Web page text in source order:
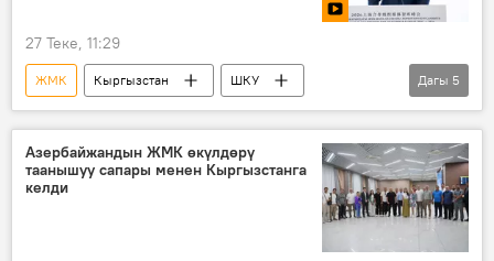
27 Теке, 11:29
ЖМК Кыргызстан
ШКУ
Дайырбек Орунбеков
Медиа
маалымат
саммит
маалыматтык коопсуздук
Дагы 5
Азербайжандын ЖМК өкүлдөрү
таанышуу сапары менен Кыргызстанга
келди